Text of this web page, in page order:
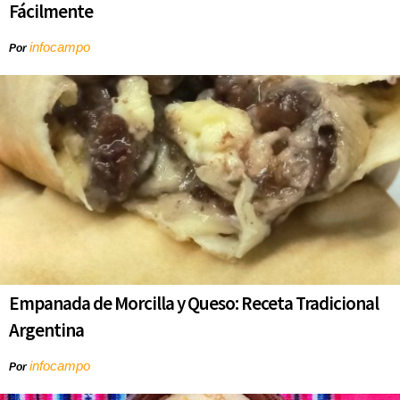
Fácilmente
Porinfocampo
Empanada de Morcilla y Queso: Receta Tradicional
Argentina
Porinfocampo